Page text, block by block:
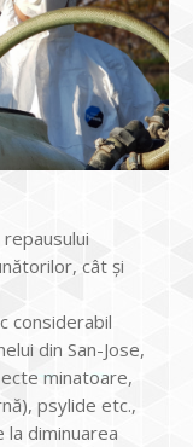
cât şi
considerabil
din San-Jose,
minatoare,
psylide etc.,
la diminuarea